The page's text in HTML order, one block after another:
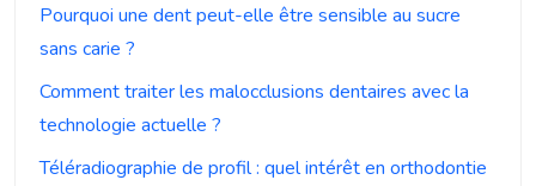
Pourquoi une dent peut-elle être sensible au sucre
sans carie ?
Comment traiter les malocclusions dentaires avec la
technologie actuelle ?
Téléradiographie de profil : quel intérêt en orthodontie